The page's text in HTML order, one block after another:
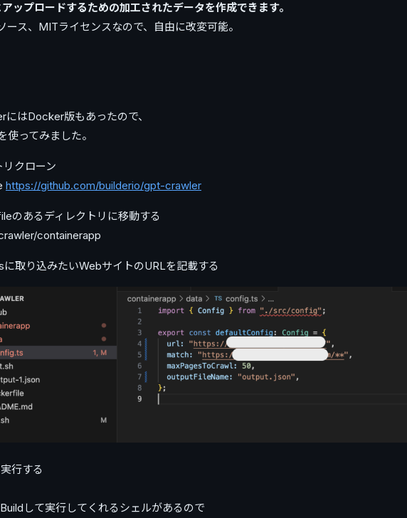
ップロードするための加工されたデータを作成できます。
ース、MITライセンスなので、自由に改変可能。
にはDocker版もあったので、
使ってみました。
リクローン
https://github.com/builderio/gpt-crawler
のあるディレクトリに移動する
containerapp
取り込みたいWebサイトのURLを記載する
行する
して実行してくれるシェルがあるので